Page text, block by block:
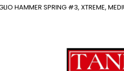
HAMMER SPRING #3, XTREME,